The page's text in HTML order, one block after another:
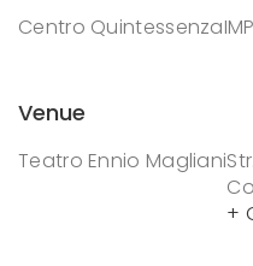
Centro Quintessenza
Venue
Teatro Ennio Magliani
+